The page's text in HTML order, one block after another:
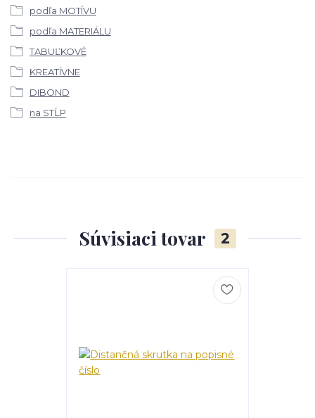
podľa MOTÍVU
podľa MATERIÁLU
TABUĽKOVÉ
KREATÍVNE
DIBOND
na STĹP
Súvisiaci tovar 2